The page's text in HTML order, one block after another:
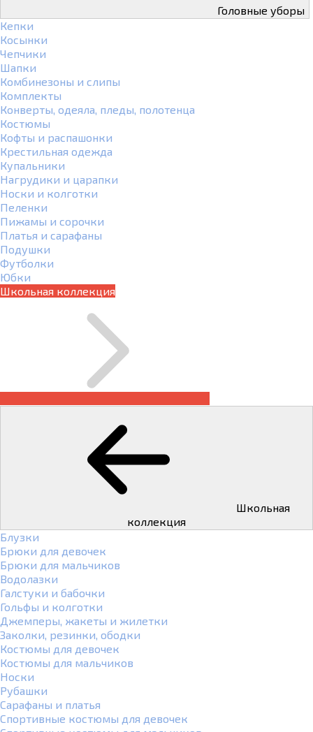
Головные уборы
Кепки
Косынки
Чепчики
Шапки
Комбинезоны и слипы
Комплекты
Конверты, одеяла, пледы, полотенца
Костюмы
Кофты и распашонки
Крестильная одежда
Купальники
Нагрудики и царапки
Носки и колготки
Пеленки
Пижамы и сорочки
Платья и сарафаны
Подушки
Футболки
Юбки
Школьная коллекция
коллекция
Блузки
Брюки для девочек
Брюки для мальчиков
Водолазки
Галстуки и бабочки
Гольфы и колготки
Джемперы, жакеты и жилетки
Заколки, резинки, ободки
Костюмы для девочек
Костюмы для мальчиков
Носки
Рубашки
Сарафаны и платья
Спортивные костюмы для девочек